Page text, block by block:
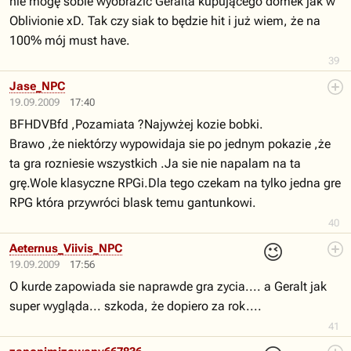
39
Oblivionie xD. Tak czy siak to będzie hit i już wiem, że na
100% mój must have.
19.09.2009 17:40
40
Jase_NPC
BFHDVBfd ,Pozamiata ?Najywżej kozie bobki.
Brawo ,że niektórzy wypowidaja sie po jednym pokazie ,że
ta gra rozniesie wszystkich .Ja sie nie napalam na ta
grę.Wole klasyczne RPGi.Dla tego czekam na tylko jedna gre
RPG która przywróci blask temu gantunkowi.
19.09.2009 17:56
😉
41
Aeternus_Viivis_NPC
O kurde zapowiada sie naprawde gra zycia.... a Geralt jak
super wygląda... szkoda, że dopiero za rok....